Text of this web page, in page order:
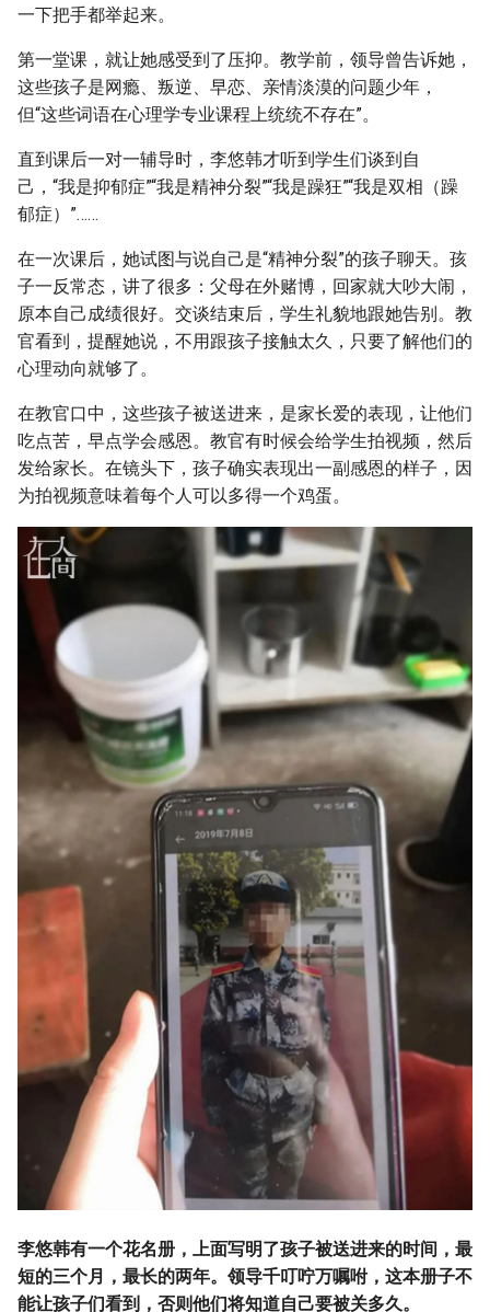
一下把手都举起来。
第一堂课，就让她感受到了压抑。教学前，领导曾告诉她，
这些孩子是网瘾、叛逆、早恋、亲情淡漠的问题少年，
但“这些词语在心理学专业课程上统统不存在”。
直到课后一对一辅导时，李悠韩才听到学生们谈到自
己，“我是抑郁症”“我是精神分裂”“我是躁狂”“我是双相（躁
郁症）”……
在一次课后，她试图与说自己是“精神分裂”的孩子聊天。孩
子一反常态，讲了很多：父母在外赌博，回家就大吵大闹，
原本自己成绩很好。交谈结束后，学生礼貌地跟她告别。教
官看到，提醒她说，不用跟孩子接触太久，只要了解他们的
心理动向就够了。
在教官口中，这些孩子被送进来，是家长爱的表现，让他们
吃点苦，早点学会感恩。教官有时候会给学生拍视频，然后
发给家长。在镜头下，孩子确实表现出一副感恩的样子，因
为拍视频意味着每个人可以多得一个鸡蛋。
李悠韩有一个花名册，上面写明了孩子被送进来的时间，最
短的三个月，最长的两年。领导千叮咛万嘱咐，这本册子不
能让孩子们看到，否则他们将知道自己要被关多久。